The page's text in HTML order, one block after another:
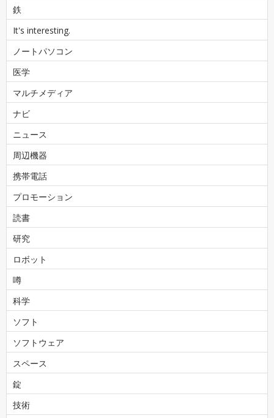
鉄
It's interesting.
ノートパソコン
医学
マルチメディア
ナビ
ニュース
周辺機器
携帯電話
プロモーション
読書
研究
ロボット
噂
科学
ソフト
ソフトウェア
スペース
錠
技術